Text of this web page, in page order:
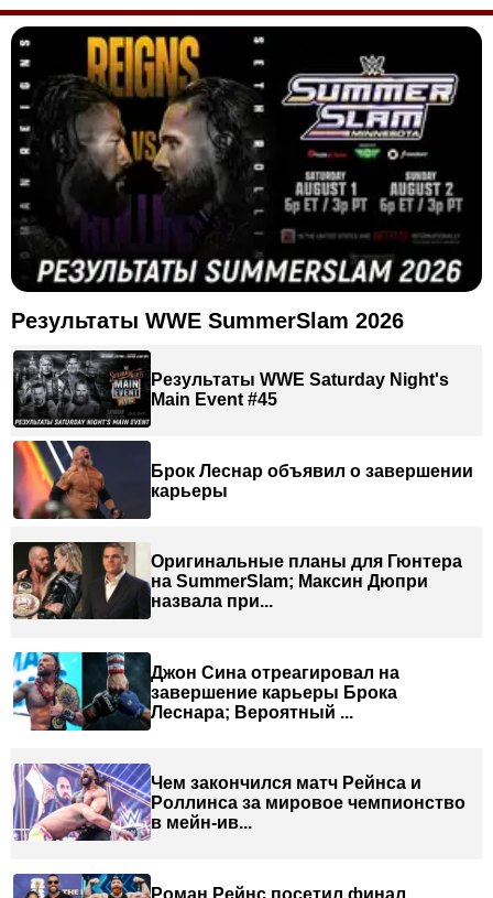
Результаты WWE SummerSlam 2026
Результаты WWE Saturday Night's
Main Event #45
Брок Леснар объявил о завершении
карьеры
Оригинальные планы для Гюнтера
на SummerSlam; Максин Дюпри
назвала при...
Джон Сина отреагировал на
завершение карьеры Брока
Леснара; Вероятный ...
Чем закончился матч Рейнса и
Роллинса за мировое чемпионство
в мейн-ив...
Роман Рейнс посетил финал